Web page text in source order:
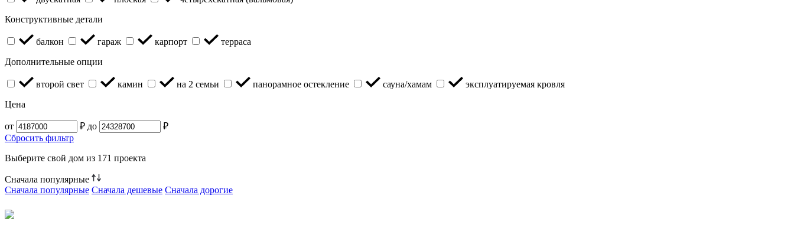
Конструктивные детали
балкон гараж карпорт
терраса
Дополнительные опции
второй свет камин на 2 семьи панорамное остекление сауна/хамам
эксплуатируемая кровля
Цена
от ₽ до
₽
Сбросить фильтр
Выберите свой дом из 171 проекта
Сначала популярные
Сначала популярные Сначала дешевые Сначала дорогие